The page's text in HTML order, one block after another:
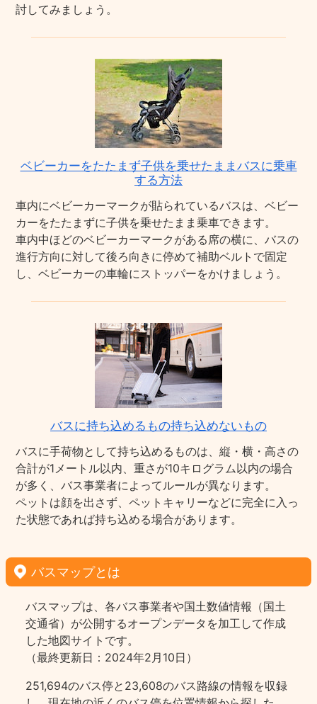
討してみましょう。
ベビーカーをたたまず子供を乗せたままバスに乗車
する方法
車内にベビーカーマークが貼られているバスは、ベビー
カーをたたまずに子供を乗せたまま乗車できます。
車内中ほどのベビーカーマークがある席の横に、バスの
進行方向に対して後ろ向きに停めて補助ベルトで固定
し、ベビーカーの車輪にストッパーをかけましょう。
バスに持ち込めるもの持ち込めないもの
バスに手荷物として持ち込めるものは、縦・横・高さの
合計が1メートル以内、重さが10キログラム以内の場合
が多く、バス事業者によってルールが異なります。
ペットは顔を出さず、ペットキャリーなどに完全に入っ
た状態であれば持ち込める場合があります。
バスマップとは
バスマップは、各バス事業者や国土数値情報（国土
交通省）が公開するオープンデータを加工して作成
した地図サイトです。
（最終更新日：2024年2月10日）
251,694のバス停と23,608のバス路線の情報を収録